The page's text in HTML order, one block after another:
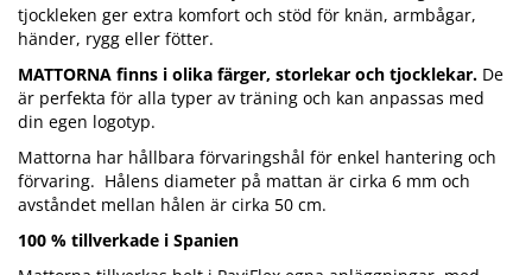
tjockleken ger extra komfort och stöd för knän, armbågar,
händer, rygg eller fötter.
MATTORNA finns i olika färger, storlekar och tjocklekar. De
är perfekta för alla typer av träning och kan anpassas med
din egen logotyp.
Mattorna har hållbara förvaringshål för enkel hantering och
förvaring. Hålens diameter på mattan är cirka 6 mm och
avståndet mellan hålen är cirka 50 cm.
100 % tillverkade i Spanien